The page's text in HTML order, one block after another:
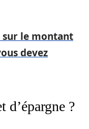
sur le montant
devez
d’épargne ?